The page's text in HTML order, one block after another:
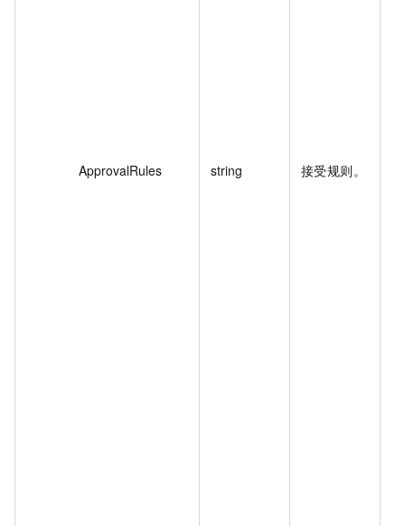
ApprovalRules string 接受规则。